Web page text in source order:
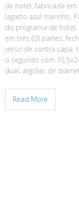
de hotel, fabricada
lagarto azul marinho.
do programa de
em três ((3) partes,
verso de contra capa,
o segundo com
duas argolas de
Read More